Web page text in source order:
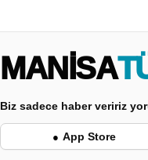
MANİSA
Biz sadece haber veririz
● App Store